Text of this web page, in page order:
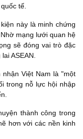
tế.
này là minh chứng
mạng lưới quan hệ
sẽ đóng vai trò đặc
ASEAN.
Việt Nam là "một
trong nỗ lực hội nhập
thành công trong
hơn với các nền kinh